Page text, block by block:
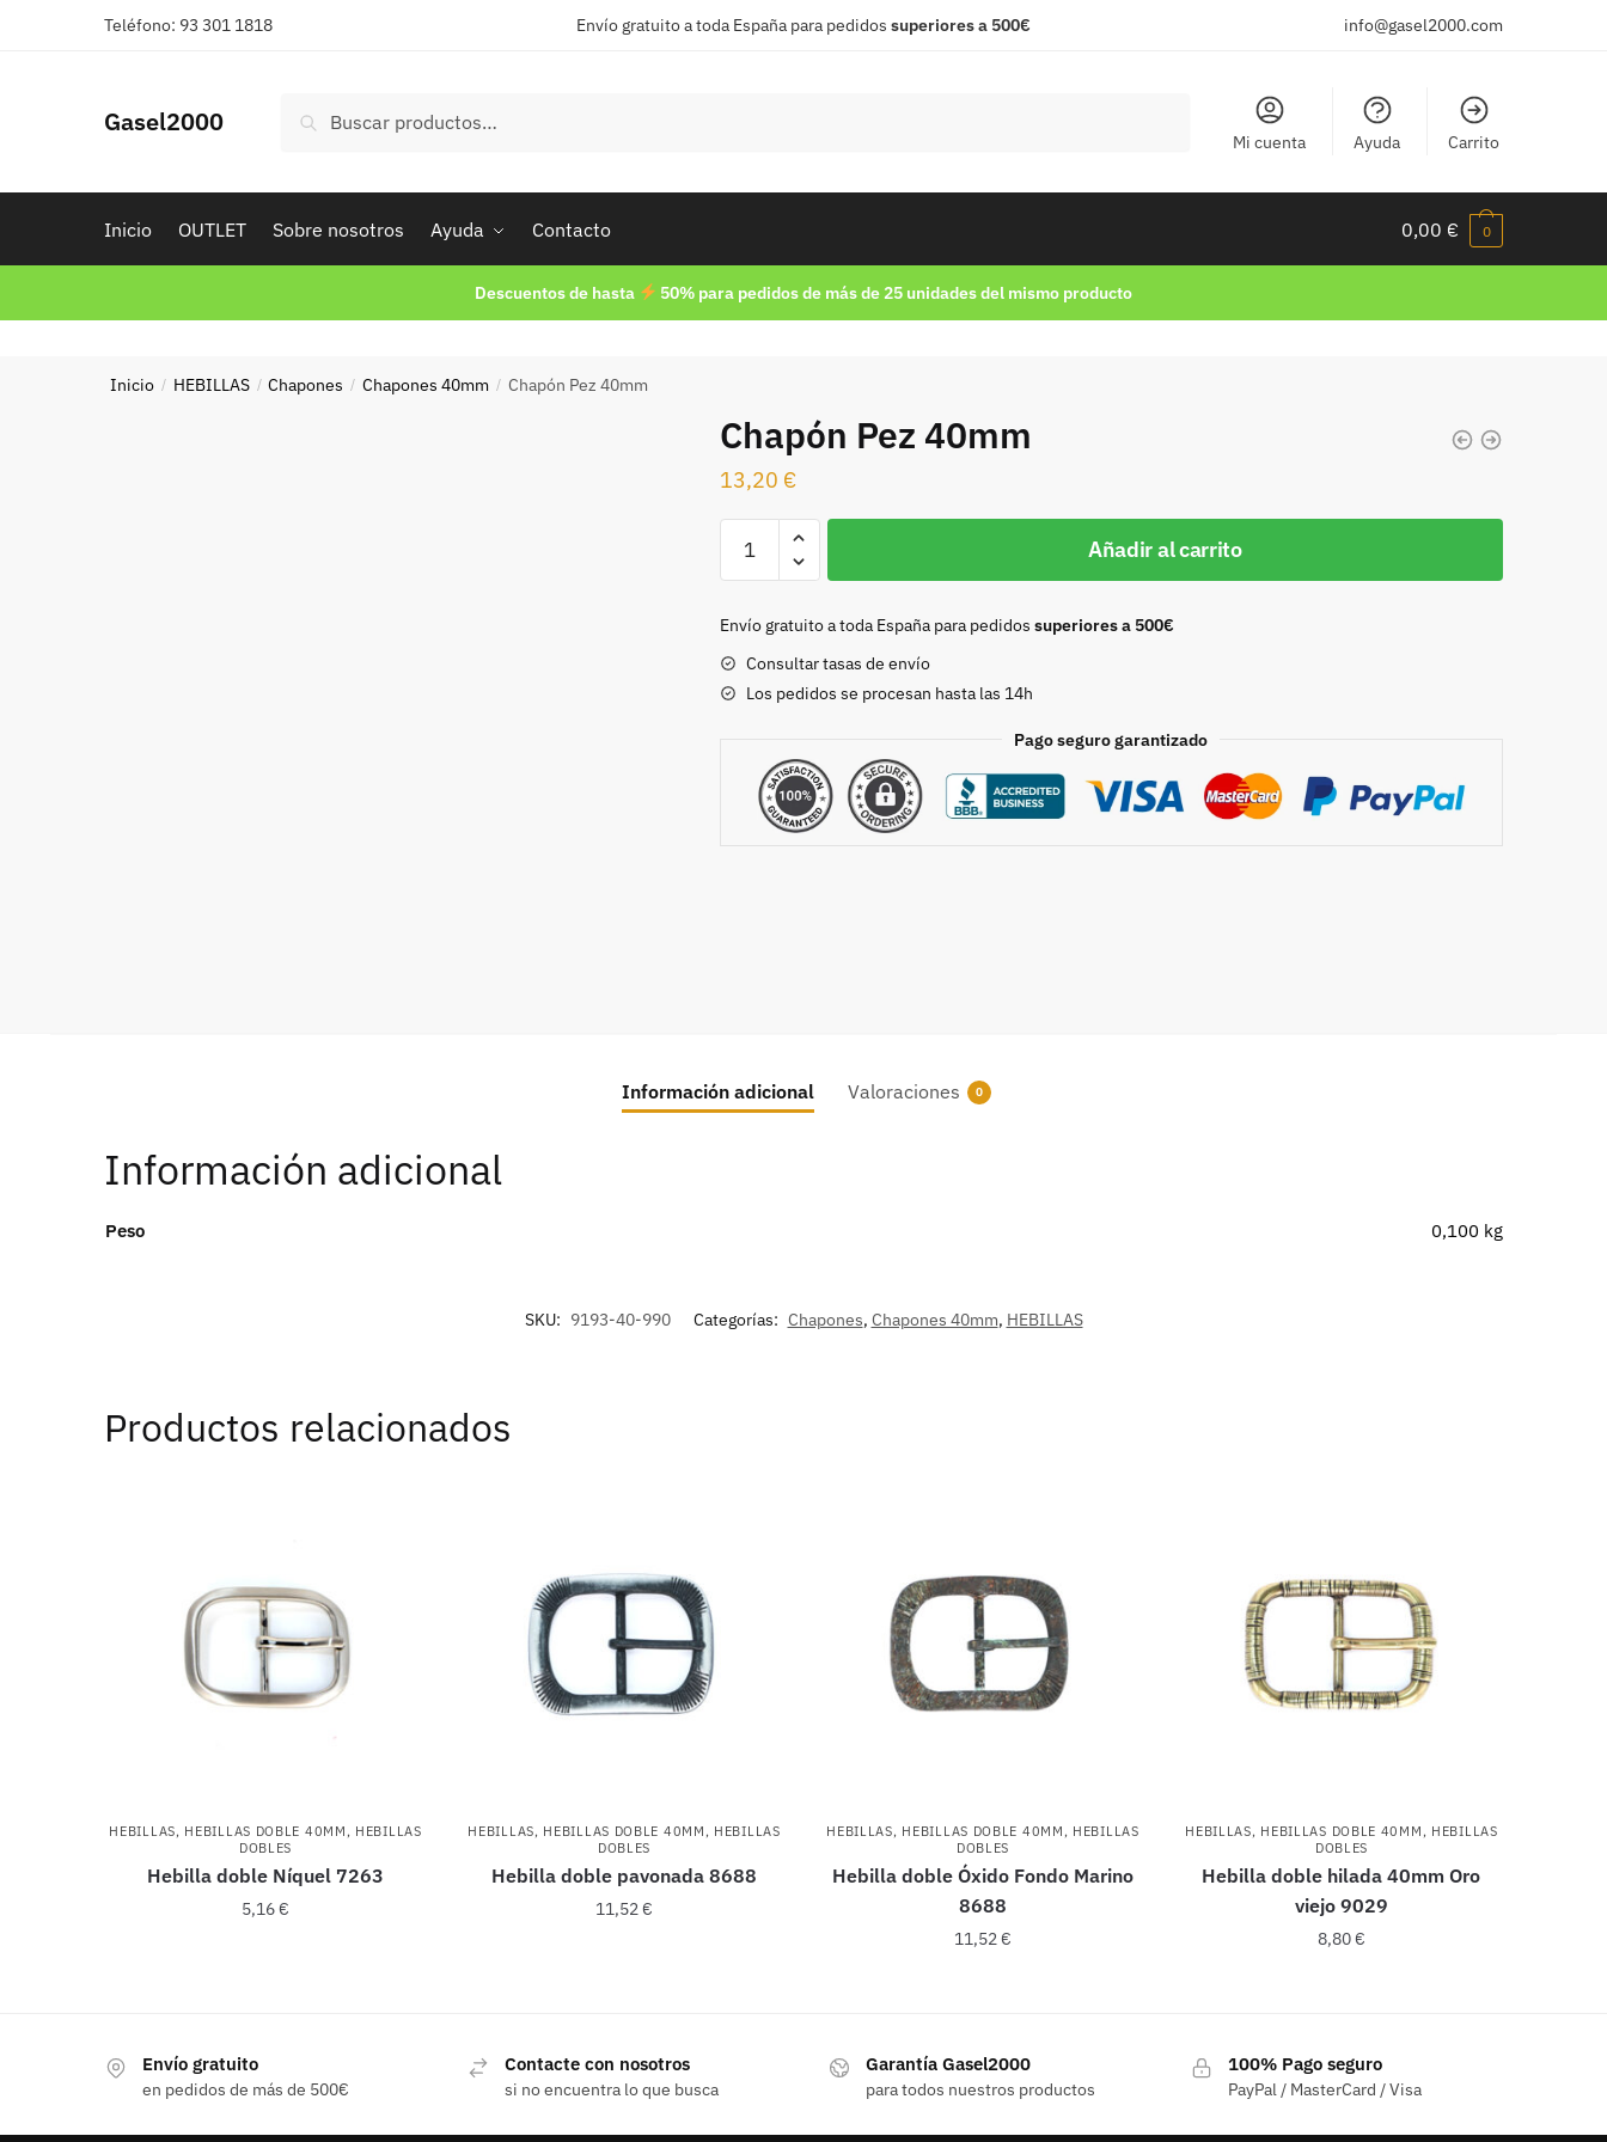
Teléfono: 93 301 1818 Envío gratuito a toda España para pedidos superiores a 500€ info@gasel2000.com
Gasel2000
por:
Buscar
Mi cuenta Ayuda Carrito
Inicio OUTLET Sobre nosotros Ayuda Contacto 0,00 € 0
Descuentos de hasta 50% para pedidos de más de 25 unidades del mismo producto
Inicio / HEBILLAS / Chapones / Chapones 40mm / Chapón Pez 40mm
Chapón Pez 40mm
13,20 €
Pez
cantidad
Añadir al carrito
Envío gratuito a toda España para pedidos superiores a 500€
Consultar tasas de envío
Los pedidos se procesan hasta las 14h
Pago seguro garantizado
Información adicional Valoraciones 0
Información adicional
Peso 0,100 kg
SKU: 9193-40-990 Categorías: Chapones, Chapones 40mm, HEBILLAS
Productos relacionados
HEBILLAS, HEBILLAS DOBLE 40MM , HEBILLAS
DOBLES
Hebilla doble Níquel 7263
5,16€
HEBILLAS, HEBILLAS DOBLE 40MM , HEBILLAS
DOBLES
Hebilla doble pavonada 8688
11,52€
HEBILLAS, HEBILLAS DOBLE 40MM , HEBILLAS
DOBLES
Hebilla doble Óxido Fondo Marino
8688
11,52€
HEBILLAS, HEBILLAS DOBLE 40MM , HEBILLAS
DOBLES
Hebilla doble hilada 40mm Oro
viejo 9029
8,80€
Envío gratuito
en pedidos de más de 500€
Contacte con nosotros
si no encuentra lo que busca
Garantía Gasel2000
para todos nuestros productos
100% Pago seguro
PayPal / MasterCard / Visa